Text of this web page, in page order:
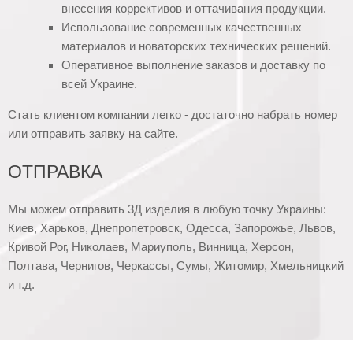
внесения коррективов и оттачивания продукции.
Использование современных качественных
материалов и новаторских технических решений.
Оперативное выполнение заказов и доставку по
всей Украине.
Стать клиентом компании легко - достаточно набрать номер
или отправить заявку на сайте.
ОТПРАВКА
Мы можем отправить 3Д изделия в любую точку Украины:
Киев, Харьков, Днепропетровск, Одесса, Запорожье, Львов,
Кривой Рог, Николаев, Мариуполь, Винница, Херсон,
Полтава, Чернигов, Черкассы, Сумы, Житомир, Хмельницкий
и т.д.